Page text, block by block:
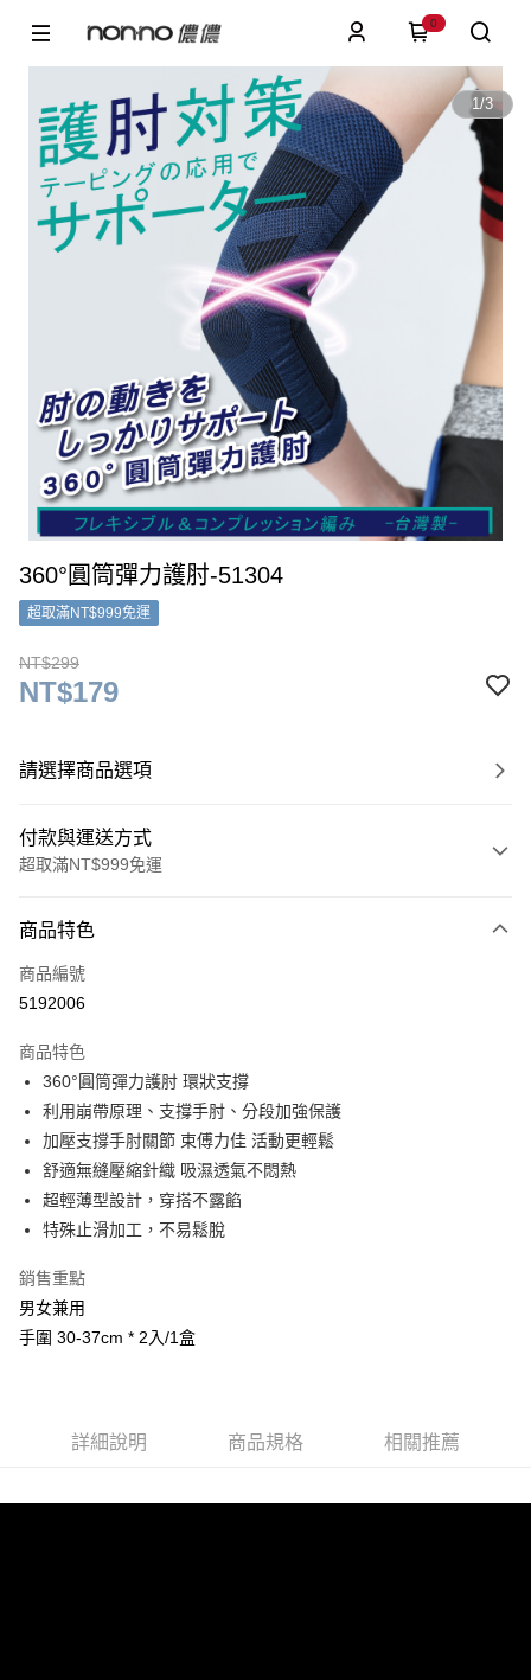
0
1/3
360°圓筒彈力護肘-51304
超取滿NT$999免運
NT$299
NT$179
請選擇商品選項
付款與運送方式
超取滿NT$999免運
信用卡一次付款
超商取貨付款
Apple Pay
街口支付
悠遊付
運送方式
每筆NT$90，滿NT$999(含以上)免運費
7-11取貨付款
每筆NT$90，滿NT$999(含以上)免運費
商品特色
商品編號
5192006
商品特色
360°圓筒彈力護肘 環狀支撐
利用崩帶原理、支撐手肘、分段加強保護
加壓支撐手肘關節 束傅力佳 活動更輕鬆
舒適無縫壓縮針織 吸濕透氣不悶熱
超輕薄型設計，穿搭不露餡
特殊止滑加工，不易鬆脫
銷售重點
男女兼用
手圍 30-37cm * 2入/1盒
詳細說明 商品規格 相關推薦